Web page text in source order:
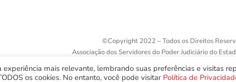
©Copyright 2022 – Todos os Direitos
Associação dos Servidores do Poder Judiciário do
mais relevante, lembrando suas preferências e visitas
os cookies. No entanto, você pode visitar Política de